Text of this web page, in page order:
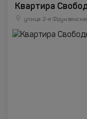
Квартира
улица 2-я